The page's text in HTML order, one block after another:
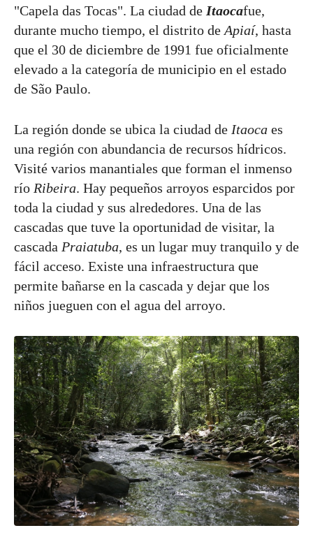
"Capela das Tocas". La ciudad de Itaocafue,
durante mucho tiempo, el distrito de Apiaí, hasta
que el 30 de diciembre de 1991 fue oficialmente
elevado a la categoría de municipio en el estado
de São Paulo.
La región donde se ubica la ciudad de Itaoca es
una región con abundancia de recursos hídricos.
Visité varios manantiales que forman el inmenso
río Ribeira. Hay pequeños arroyos esparcidos por
toda la ciudad y sus alrededores. Una de las
cascadas que tuve la oportunidad de visitar, la
cascada Praiatuba, es un lugar muy tranquilo y de
fácil acceso. Existe una infraestructura que
permite bañarse en la cascada y dejar que los
niños jueguen con el agua del arroyo.